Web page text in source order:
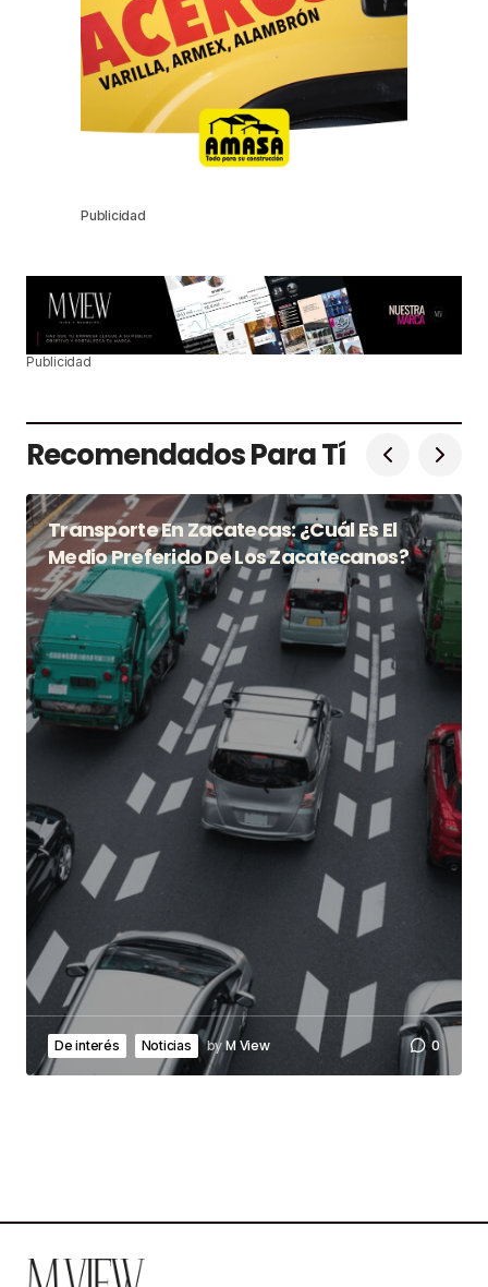
Publicidad
Publicidad
Recomendados Para Tí
Transporte En Zacatecas: ¿Cuál Es El
Medio Preferido De Los Zacatecanos?
De interés Noticias byM View 0